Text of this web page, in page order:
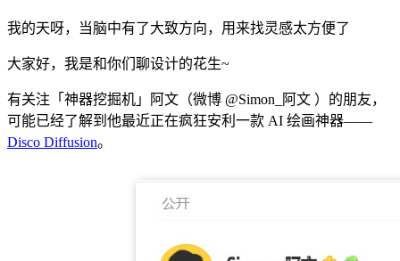
我的天呀，当脑中有了大致方向，用来找灵感太方便了
大家好，我是和你们聊设计的花生~
有关注「神器挖掘机」阿文（微博 @Simon_阿文 ）的朋友，
可能已经了解到他最近正在疯狂安利一款 AI 绘画神器——
Disco Diffusion。